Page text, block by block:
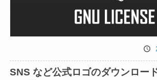
稿
日
SNS など公式ロゴのダウンロー